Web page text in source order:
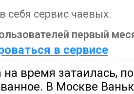
себя сервис чаевых.
первый
в сервисе
время затаилась,
В Москве